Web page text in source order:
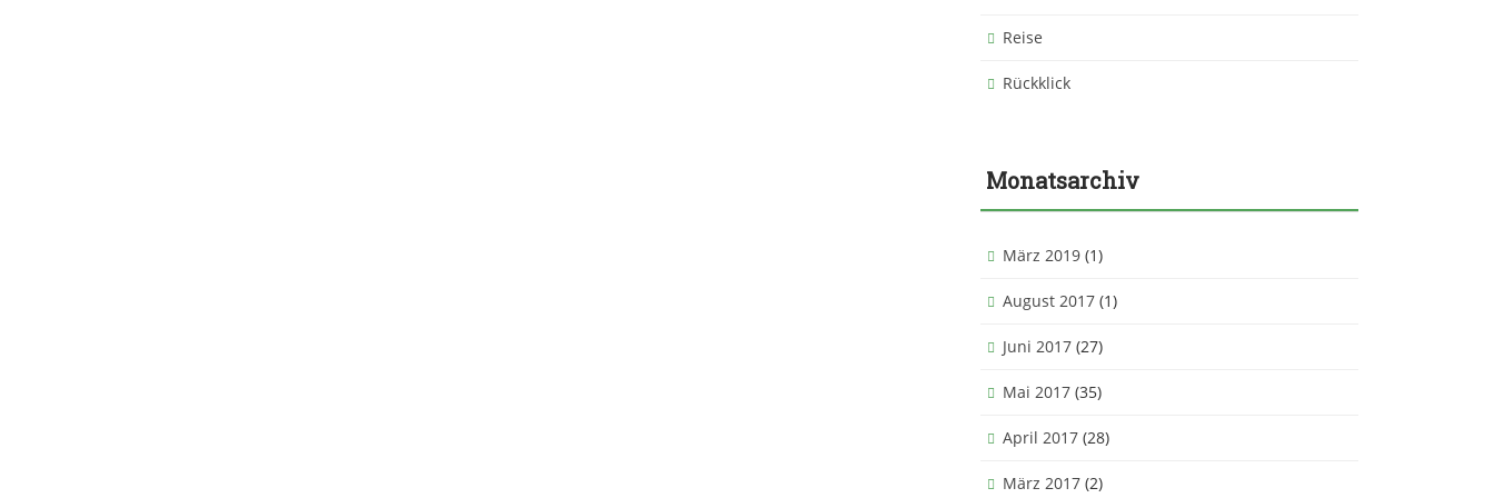
Reise
Rückklick
Monatsarchiv
März 2019 (1)
August 2017 (1)
Juni 2017 (27)
Mai 2017 (35)
April 2017 (28)
März 2017 (2)